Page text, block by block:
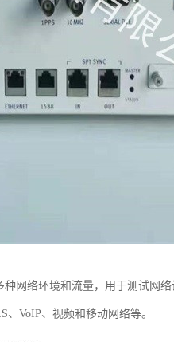
网络环境和流量，用于测试网
VoIP、视频和移动网络等。